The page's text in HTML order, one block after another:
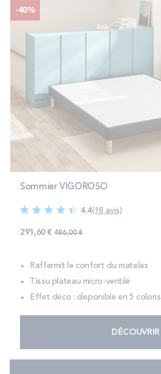
-40%
Sommier VIGOROSO
4.4(18 avis)
291,60 € 486,00 €
Raffermit le confort du matelas
Tissu plateau micro-ventilé
Effet déco : disponible en 5 coloris
DÉCOUVRIR